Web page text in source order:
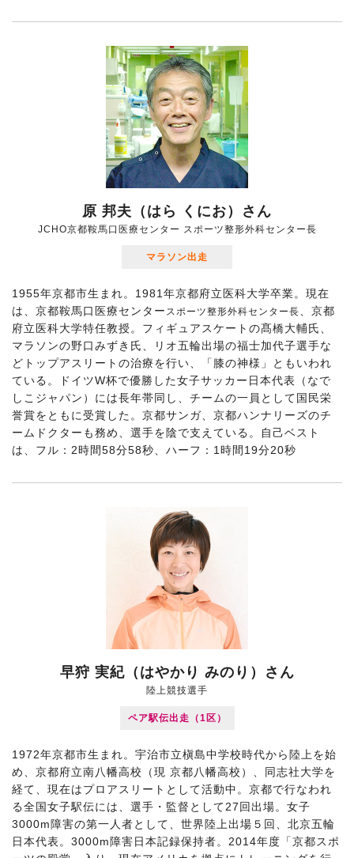
原 邦夫（はら くにお）さん
JCHO京都鞍馬口医療センター スポーツ整形外科センター長
マラソン出走
1955年京都市生まれ。1981年京都府立医科大学卒業。現在
は、京都鞍馬口医療センター スポーツ整形外科センター長
、京都
府立医科大学特任教授。フィギュアスケートの髙橋大輔氏、
マラソンの野口みずき氏、リオ五輪出場の福士加代子選手な
どトップアスリートの治療を行い、「膝の神様」ともいわれ
ている。ドイツW杯で優勝した女子サッカー日本代表（なで
しこジャパン）には長年帯同し、チームの一員として国民栄
誉賞をともに受賞した。京都サンガ、京都ハンナリーズのチ
ームドクターも務め、選手を陰で支えている。自己ベスト
は、フル：2時間58分58秒、ハーフ：1時間19分20秒
早狩 実紀（はやかり みのり）さん
陸上競技選手
ペア駅伝出走（1区）
1972年京都市生まれ。宇治市立槇島中学校時代から陸上を始
め、京都府立南八幡高校（現 京都八幡高校）、同志社大学を
経て、現在はプロアスリートとして活動中。京都で行なわれ
る全国女子駅伝には、選手・監督として27回出場。女子
3000m障害の第一人者として、世界陸上出場５回、北京五輪
日本代表。3000m障害日本記録保持者。2014年度「京都スポ